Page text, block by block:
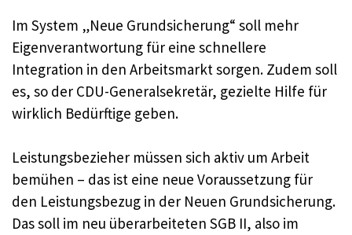
Im System „Neue Grundsicherung“ soll mehr
Eigenverantwortung für eine schnellere
Integration in den Arbeitsmarkt sorgen. Zudem soll
es, so der CDU-Generalsekretär, gezielte Hilfe für
wirklich Bedürftige geben.
Leistungsbezieher müssen sich aktiv um Arbeit
bemühen – das ist eine neue Voraussetzung für
den Leistungsbezug in der Neuen Grundsicherung.
Das soll im neu überarbeiteten SGB II, also im